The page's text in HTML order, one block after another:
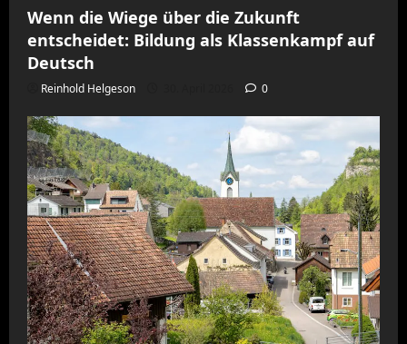
Wenn die Wiege über die Zukunft
entscheidet: Bildung als Klassenkampf auf
Deutsch
Reinhold Helgeson 0